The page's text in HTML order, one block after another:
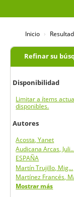
Inicio ›
Refinar su
Disponibilidad
Limitar a ítems
disponibles.
Autores
Acosta, Yanet
Audicana Arcas,
ESPAÑA
Martín Trujillo, Mig...
Martínez Francés,
Mostrar más